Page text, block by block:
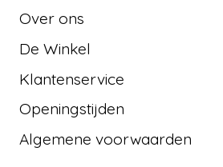
Over ons
De Winkel
Klantenservice
Openingstijden
Algemene voorwaarden